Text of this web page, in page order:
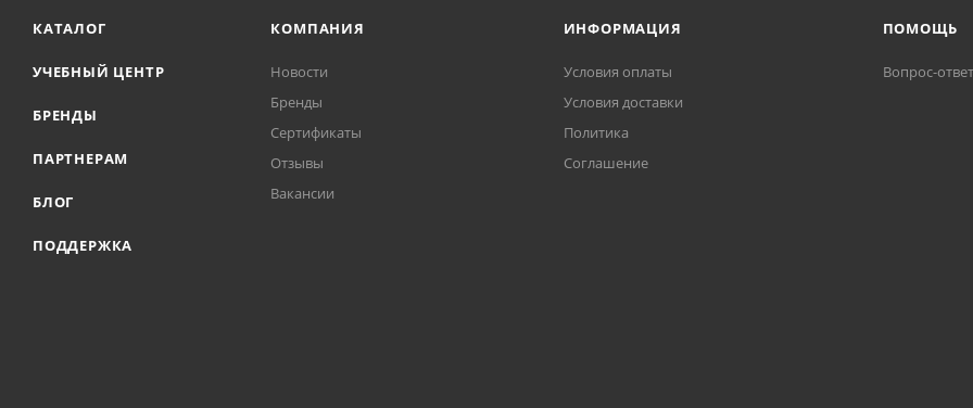
КАТАЛОГ
УЧЕБНЫЙ ЦЕНТР
БРЕНДЫ
ПАРТНЕРАМ
БЛОГ
ПОДДЕРЖКА
КОМПАНИЯ
Новости
Бренды
Сертификаты
Отзывы
Вакансии
ИНФОРМАЦИЯ
Условия оплаты
Условия доставки
Политика
Соглашение
ПОМОЩЬ
Вопрос-ответ